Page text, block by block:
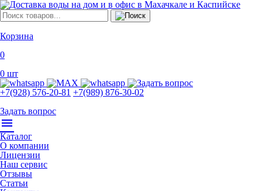
Корзина
0
0 шт
+7(928) 576-20-81 +7(989) 876-30-02
Задать вопрос
menu
Каталог
О компании
Лицензии
Наш сервис
Отзывы
Статьи